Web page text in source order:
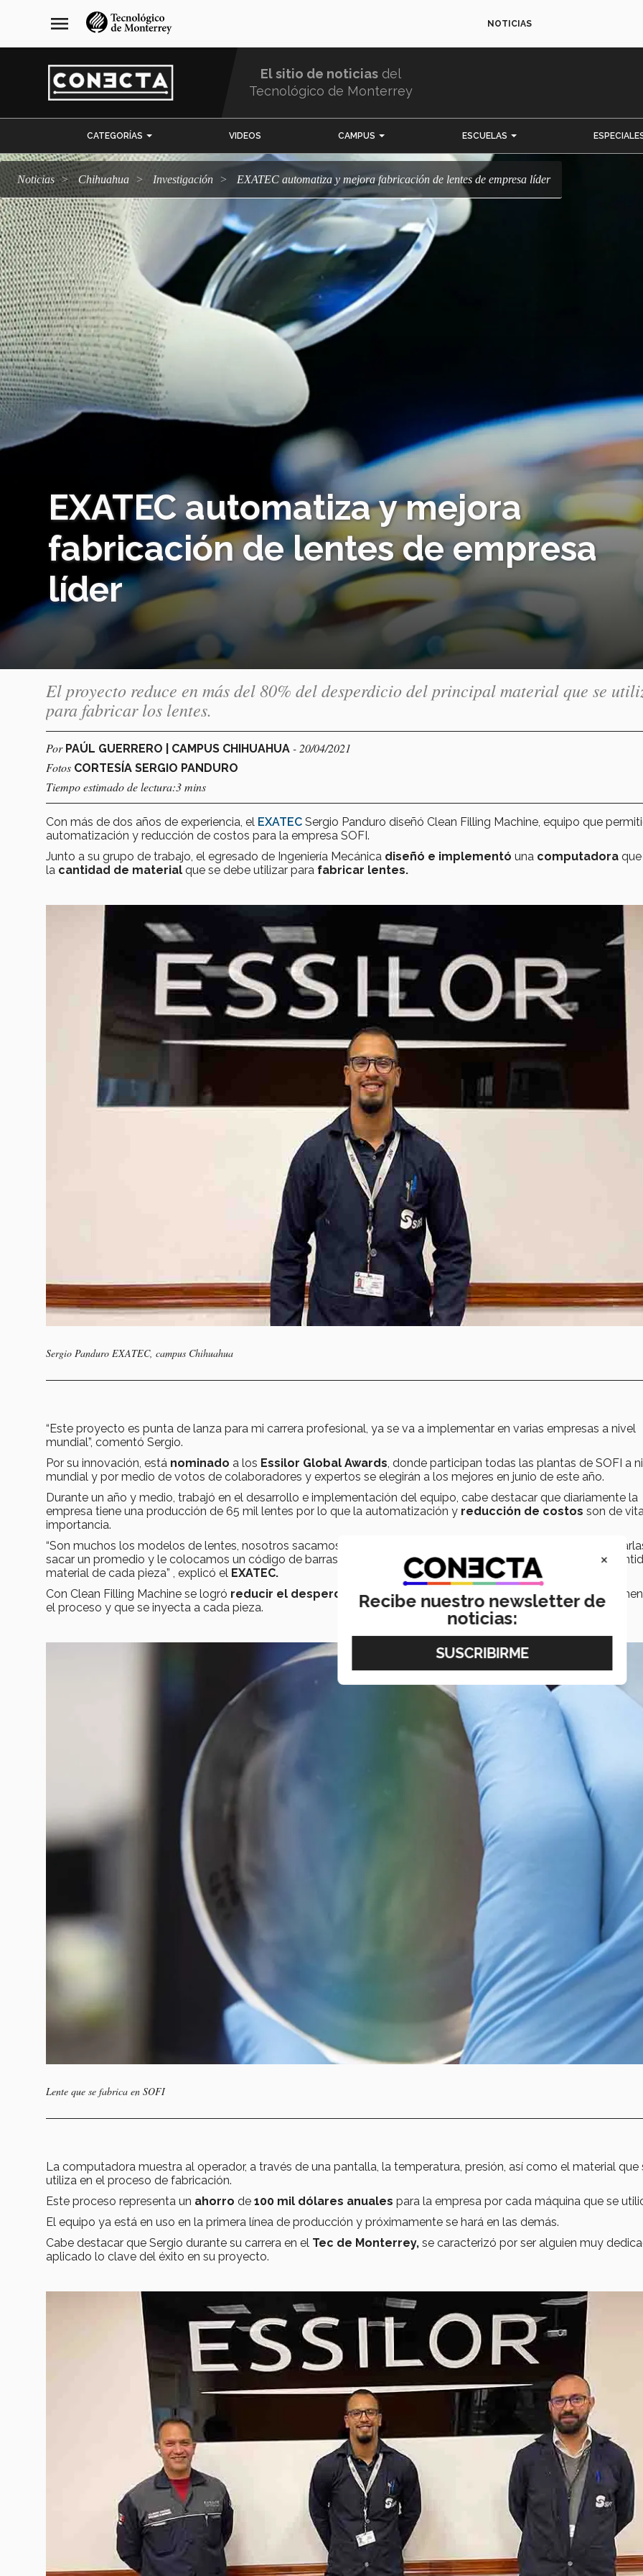
navegación
principal
menu NOTICIAS
El sitio de noticias del
Tecnológico de Monterrey
CATEGORÍAS VIDEOS CAMPUS ESCUELAS
Noticias Chihuahua Investigación EXATEC automatiza y mejora fabricación de lentes de empresa líder
EXATEC automatiza y mejora
fabricación de lentes de empresa
líder
El proyecto reduce en más del 80% del desperdicio del principal material que se
para fabricar los lentes.
Por PAÚL GUERRERO | CAMPUS CHIHUAHUA - 20/04/2021
Fotos CORTESÍA SERGIO PANDURO
Tiempo estimado de lectura:3 mins
Con más de dos años de experiencia, el EXATEC Sergio Panduro diseñó Clean Filling Machine, equipo que
automatización y reducción de costos para la empresa SOFI.
Junto a su grupo de trabajo, el egresado de Ingeniería Mecánica diseñó e implementó una computadora
la cantidad de material que se debe utilizar para fabricar lentes.
Sergio Panduro EXATEC, campus Chihuahua
“Este proyecto es punta de lanza para mi carrera profesional, ya se va a implementar en varias empresas a nivel
mundial”, comentó Sergio.
Por su innovación, está nominado a los Essilor Global Awards, donde participan todas las plantas de SOFI a
mundial y por medio de votos de colaboradores y expertos se elegirán a los mejores en junio de este año.
Durante un año y medio, trabajó en el desarrollo e implementación del equipo, cabe destacar que diariamente la
empresa tiene una producción de 65 mil lentes por lo que la automatización y reducción de costos son de
importancia.
“Son muchos los modelos de lentes, nosotros sacamos una muestra de 10 piezas por cada modelo para
sacar un promedio y le colocamos un código de barras, metemos los datos a la computadora y te dice la
material de cada pieza” , explicó el EXATEC.
Con Clean Filling Machine se logró reducir el desperdicio, en un 80 por ciento, de monómero, principal
el proceso y que se inyecta a cada pieza.
Lente que se fabrica en SOFI
La computadora muestra al operador, a través de una pantalla, la temperatura, presión, así como el material que
utiliza en el proceso de fabricación.
Este proceso representa un ahorro de 100 mil dólares anuales para la empresa por cada máquina que se
El equipo ya está en uso en la primera línea de producción y próximamente se hará en las demás.
Cabe destacar que Sergio durante su carrera en el Tec de Monterrey, se caracterizó por ser alguien muy
aplicado lo clave del éxito en su proyecto.
×
Recibe nuestro newsletter de
noticias: